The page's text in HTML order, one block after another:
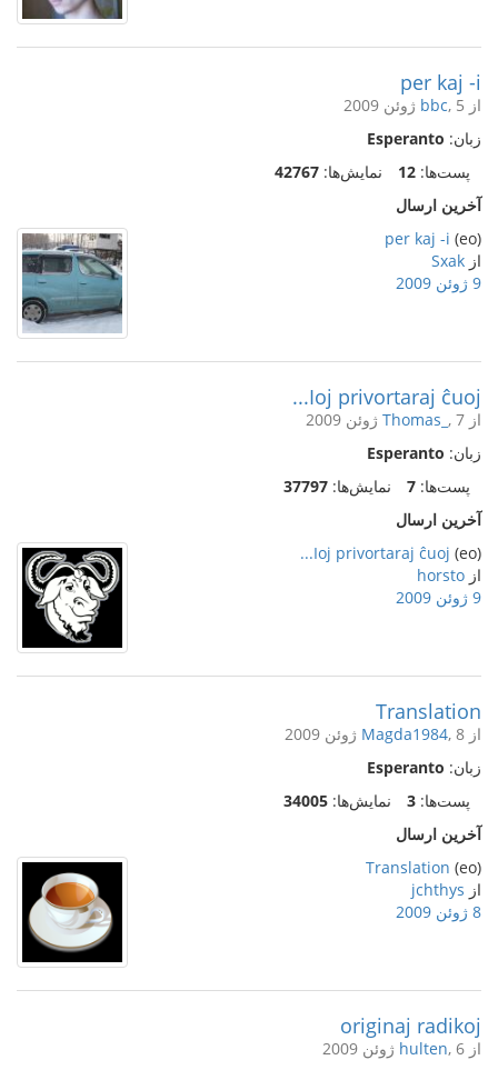
per kaj -i
از bbc, 5 ژوئن 2009
زبان: Esperanto
پست‌ها: 12 نمایش‌ها: 42767
آخرین ارسال
(eo)
per kaj -i
از Sxak
9 ژوئن 2009
Ioj privortaraj ĉuoj...
از Thomas_ , 7 ژوئن 2009
زبان: Esperanto
پست‌ها: 7 نمایش‌ها: 37797
آخرین ارسال
(eo)
Ioj privortaraj ĉuoj...
از horsto
9 ژوئن 2009
Translation
از Magda1984, 8 ژوئن 2009
زبان: Esperanto
پست‌ها: 3 نمایش‌ها: 34005
آخرین ارسال
(eo)
Translation
از jchthys
8 ژوئن 2009
originaj radikoj
از hulten, 6 ژوئن 2009